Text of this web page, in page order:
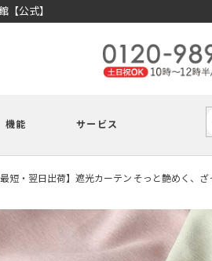
【公式】
機能 サービス
最短・翌日出荷】遮光カーテン そっと艶めく、